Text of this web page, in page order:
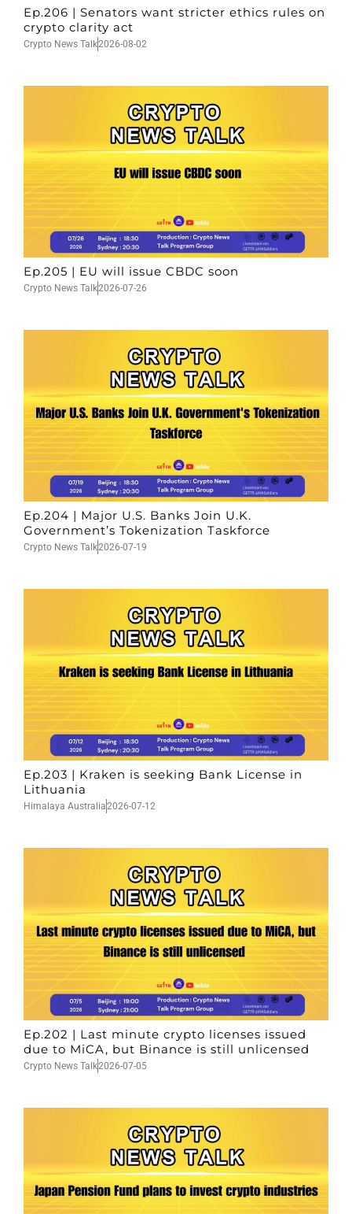
Ep.206 | Senators want stricter ethics rules on
crypto clarity act
Crypto News Talk2026-08-02
Ep.205 | EU will issue CBDC soon
Crypto News Talk2026-07-26
Ep.204 | Major U.S. Banks Join U.K.
Government’s Tokenization Taskforce
Crypto News Talk2026-07-19
Ep.203 | Kraken is seeking Bank License in
Lithuania
Himalaya Australia2026-07-12
Ep.202 | Last minute crypto licenses issued
due to MiCA, but Binance is still unlicensed
Crypto News Talk2026-07-05